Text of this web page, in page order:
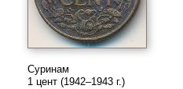
Суринам
1 цент (1942–1943 г.)